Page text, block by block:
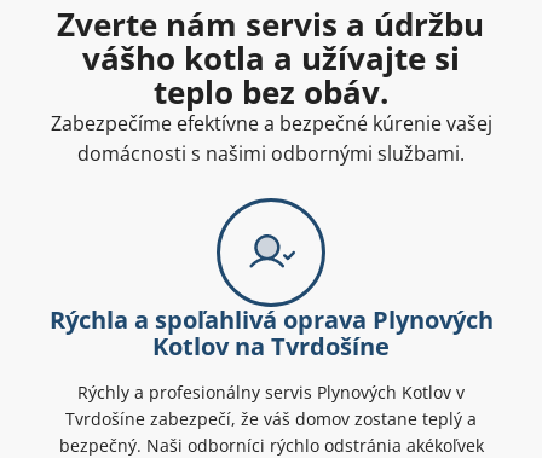
Zverte nám servis a údržbu
vášho kotla a užívajte si
teplo bez obáv.
Zabezpečíme efektívne a bezpečné kúrenie vašej
domácnosti s našimi odbornými službami.
Rýchla a spoľahlivá oprava Plynových
Kotlov na Tvrdošíne
Rýchly a profesionálny servis Plynových Kotlov v
Tvrdošíne zabezpečí, že váš domov zostane teplý a
bezpečný. Naši odborníci rýchlo odstránia akékoľvek